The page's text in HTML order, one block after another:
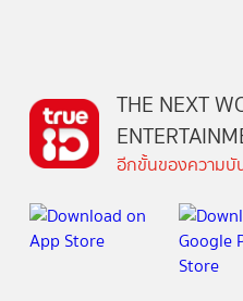
THE NEXT
อีกขั้นของความบั